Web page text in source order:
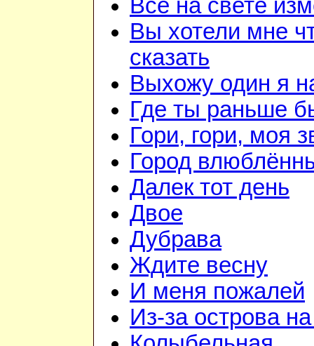
Всё на свете
Вы хотели мне
сказать
Выхожу один я
Где ты раньше
Гори, гори, моя
Город
Далек тот день
Двое
Дубрава
Ждите весну
И меня пожалей
Из-за острова